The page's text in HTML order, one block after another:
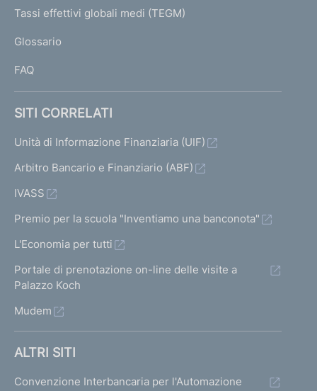
I
I
Tassi effettivi globali medi (TEGM)
Glossario
FAQ
SITI CORRELATI
Unità di Informazione Finanziaria (UIF)
Arbitro Bancario e Finanziario (ABF)
IVASS
Premio per la scuola "Inventiamo una banconota"
L'Economia per tutti
Portale di prenotazione on-line delle visite a
Palazzo Koch
Mudem
ALTRI SITI
Convenzione Interbancaria per l'Automazione